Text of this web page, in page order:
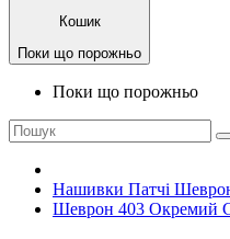
Кошик
Поки що порожньо
Поки що порожньо
Нашивки Патчі
Шеврон 403 Окремий